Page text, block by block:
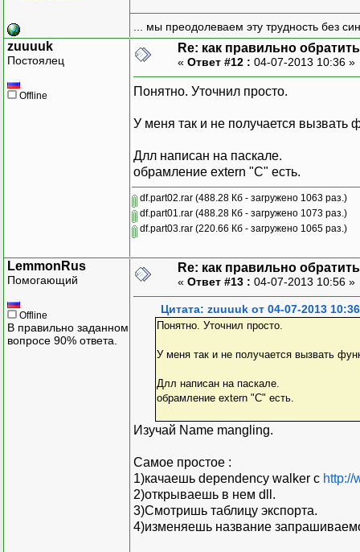
... мы преодолеваем эту трудность без
zuuuuk
Постоялец
Offline
Re: как правильно
« Ответ #12 : 04-07-2013 10:36 »
Понятно. Уточнил просто.
У меня так и не получается вызвать
Длл написан на паскале.
обрамление extern "C" есть.
df.part02.rar (488.28 Кб - загружено 1063 раз.)
df.part01.rar (488.28 Кб - загружено 1073 раз.)
df.part03.rar (220.66 Кб - загружено 1065 раз.)
LemmonRus
Помогающий
Offline
В правильно заданном
вопросе 90% ответа.
Re: как правильно
« Ответ #13 : 04-07-2013 10:56 »
Цитата: zuuuuk от 04-07-2013 10:36
Понятно. Уточнил просто.
У меня так и не получается вызвать
Длл написан на паскале.
обрамление extern "C" есть.
Изучай Name mangling.
Самое простое :
1)качаешь dependency walker c http://
2)открываешь в нем dll.
3)Смотришь таблицу экспорта.
4)изменяешь название